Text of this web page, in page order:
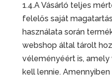
1.4.A Vásárló teljes
felelős saját
használata során
webshop által tárolt
véleményéért is,
kell lennie.